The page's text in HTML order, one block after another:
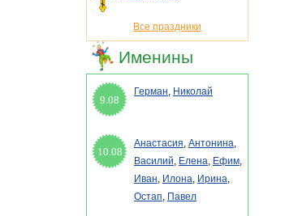
Все праздники
Именины
9.08
Герман, Николай
10.08
Анастасия, Антонина,
Василий, Елена, Ефим,
Иван, Илона, Ирина,
Остап, Павел